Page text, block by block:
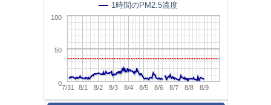
7/31 8/1 8/2 8/3 8/4 8/5 8/6 8/7 8/8 8/9
0
50
100
1時間のPM2.5濃度